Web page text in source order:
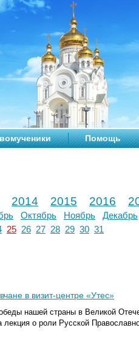
Помощь
2014 2015 2016
Октябрь Ноябрь
Декабрь
25 26 27 28 29 30 31
в визит-центре «Утес»
нашей страны в Великой
лекция о роли Русской